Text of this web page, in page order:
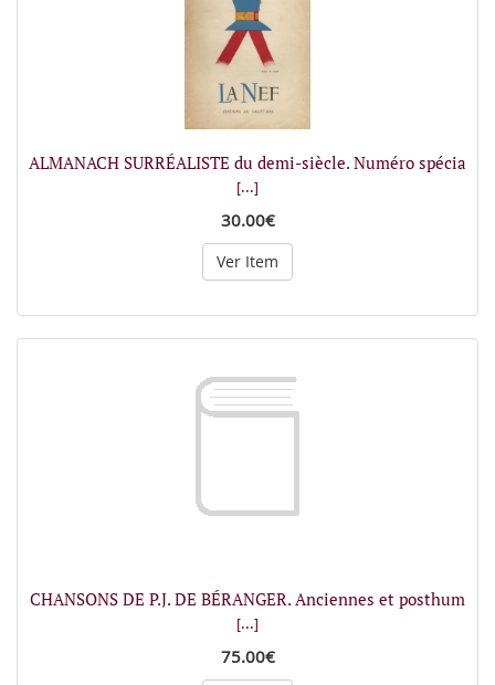
ALMANACH SURRÉALISTE du demi-siècle. Numéro spécia
[...]
30.00€
Ver Item
CHANSONS DE P.J. DE BÉRANGER. Anciennes et posthum
[...]
75.00€